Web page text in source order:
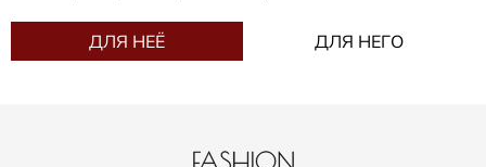
ДЛЯ НЕЁ ДЛЯ НЕГО